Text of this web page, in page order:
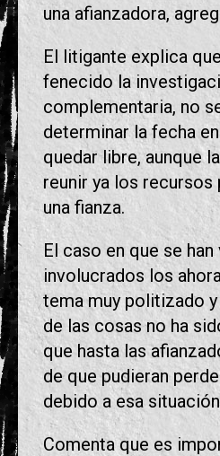
una afianzadora,
El litigante explica
fenecido la
complementaria, no
determinar la fecha
quedar libre, aunque
reunir ya los recursos
una fianza.
El caso en que se
involucrados los
tema muy politizado
de las cosas no ha
que hasta las
de que pudieran
debido a esa
Comenta que es